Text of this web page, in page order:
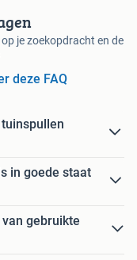
je zoekopdracht en de
deze FAQ
in goede staat
gebruikte